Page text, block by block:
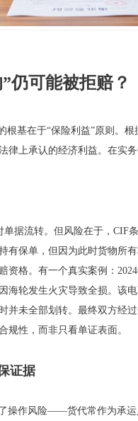
仍可能被拒赔？
根基在于“保险利益”原则。
上承认的经济利益。在实
据流转。但风险在于，CIF
有保单，但因为此时货物所
资格。有一个真实案例：
海轮发生火灾导致全损。该
并未全部划转。最终双方经
规性，而非只看单证表面。
证据
操作风险——货代常作为承